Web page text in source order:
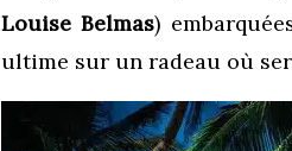
Louise Belmas)
ultime sur un radeau où